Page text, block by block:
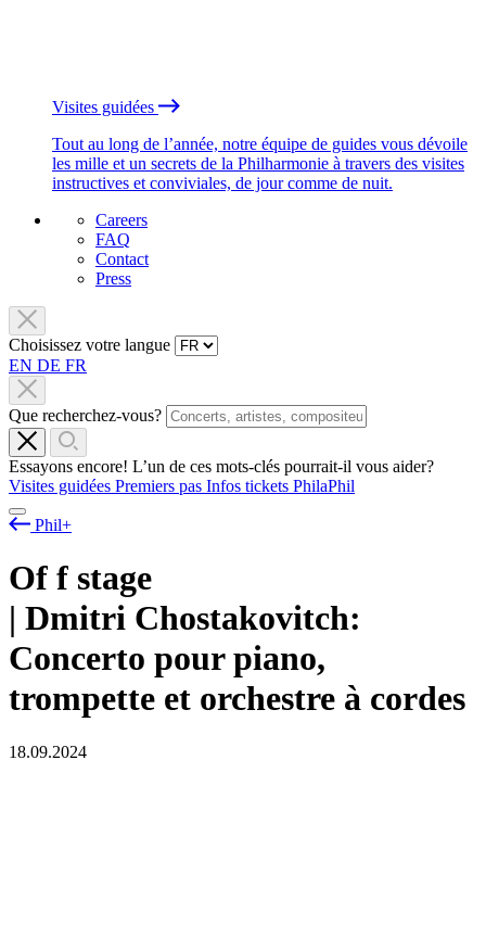
Visites guidées
Tout au long de l’année, notre équipe de guides vous dévoile
les mille et un secrets de la Philharmonie à travers des visites
instructives et conviviales, de jour comme de nuit.
Careers
FAQ
Contact
Press
Choisissez votre langue
EN DE FR
Que recherchez-vous?
Essayons encore! L’un de ces mots-clés pourrait-il vous aider?
Visites guidées Premiers pas Infos tickets PhilaPhil
Phil+
Of f stage
| Dmitri Chostakovitch:
Concerto pour piano,
trompette et orchestre à cordes
18.09.2024